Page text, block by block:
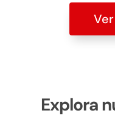
Explora